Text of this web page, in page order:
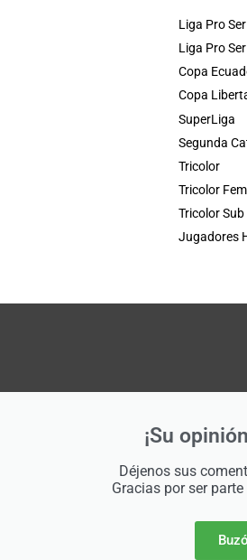
Liga Pro
Liga Pro
Copa
Copa
SuperLiga
Segunda
Tricolor
Tricolor
Tricolor Sub
Jugadores
¡Su
Déjenos sus
Gracias por ser